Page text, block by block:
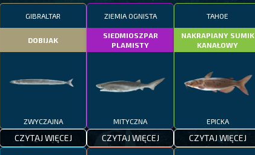
GIBRALTAR
DOBIJAK
ZWYCZAJNA
CZYTAJ WIĘCEJ
ZIEMIA OGNISTA
SIEDMIOSZPAR
PLAMISTY
MITYCZNA
CZYTAJ WIĘCEJ
TAHOE
NAKRAPIANY SUMIK
KANAŁOWY
EPICKA
CZYTAJ WIĘCEJ